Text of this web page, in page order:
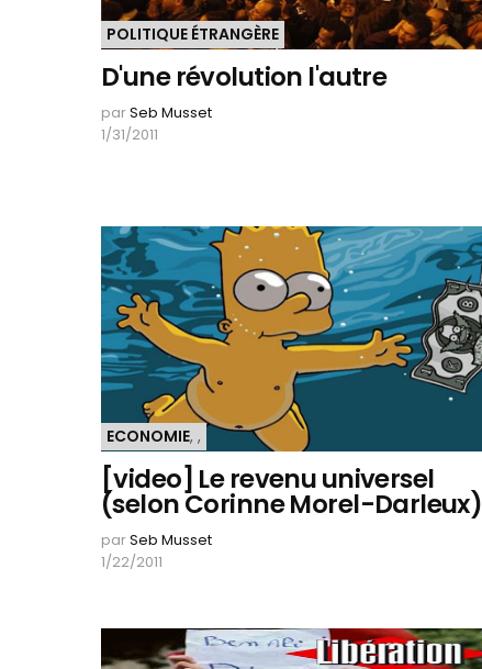
POLITIQUE ÉTRANGÈRE
D'une révolution l'autre
parSeb Musset
1/31/2011
ECONOMIE, ,
[video] Le revenu universel
(selon Corinne Morel-Darleux)
parSeb Musset
1/22/2011